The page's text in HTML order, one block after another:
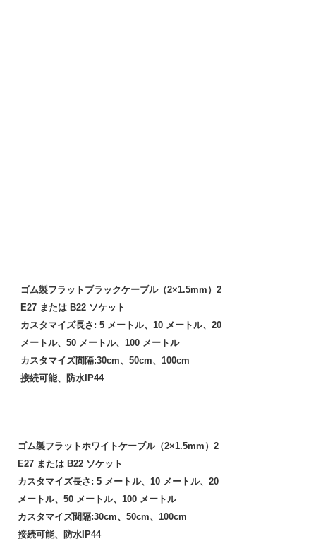
ゴム製フラットブラックケーブル（2×1.5mm）2
E27 または B22 ソケット
カスタマイズ長さ: 5 メートル、10 メートル、20
メートル、50 メートル、100 メートル
カスタマイズ間隔:30cm、50cm、100cm
接続可能、防水IP44
ゴム製フラットホワイトケーブル（2×1.5mm）2
E27 または B22 ソケット
カスタマイズ長さ: 5 メートル、10 メートル、20
メートル、50 メートル、100 メートル
カスタマイズ間隔:30cm、50cm、100cm
接続可能、防水IP44